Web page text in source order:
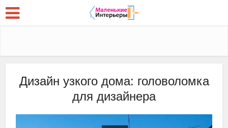
Дизайн узкого дома: головоломка
для дизайнера